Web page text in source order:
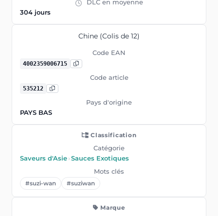
DLC en moyenne
304 jours
Chine (Colis de 12)
Code EAN
4002359006715
Code article
535212
Pays d'origine
PAYS BAS
Classification
Catégorie
Saveurs d'Asie›Sauces Exotiques
Mots clés
#suzi-wan #suziwan
Marque